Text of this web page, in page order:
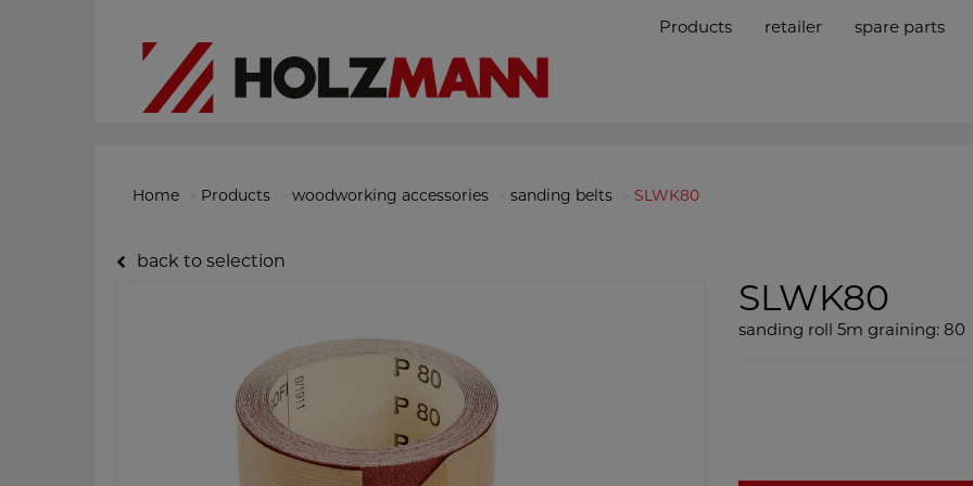
Products retailer spare parts
Home Products woodworking accessories sanding belts SLWK80
back to selection
SLWK80
sanding roll 5m graining: 80